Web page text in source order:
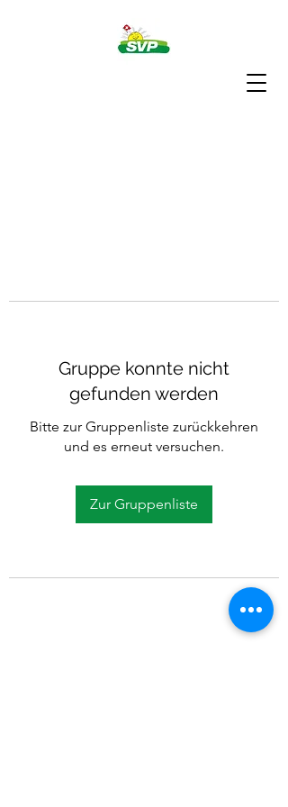
Gruppe konnte nicht
gefunden werden
Bitte zur Gruppenliste zurückkehren
und es erneut versuchen.
Zur Gruppenliste